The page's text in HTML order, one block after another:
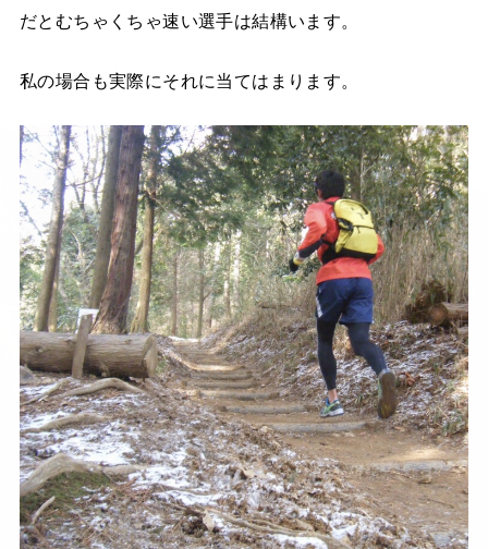
だとむちゃくちゃ速い選手は結構います。
私の場合も実際にそれに当てはまります。